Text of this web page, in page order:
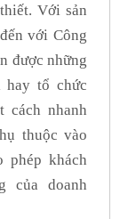
Với sản
với Công
được những
tổ chức
nhanh
thuộc vào
khách
của doanh